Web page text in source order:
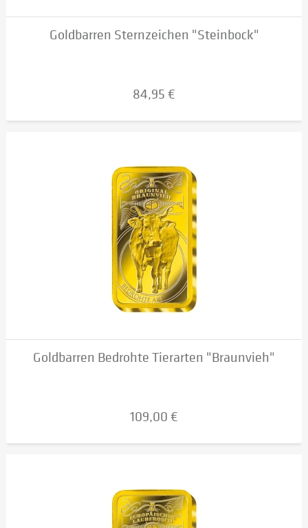
Goldbarren Sternzeichen "Steinbock"
84,95 €
Goldbarren Bedrohte Tierarten "Braunvieh"
109,00 €